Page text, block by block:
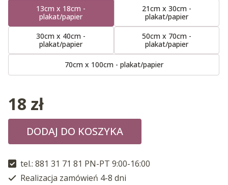
13cm x 18cm -
plakat/papier
21cm x 30cm -
plakat/papier
30cm x 40cm -
plakat/papier
50cm x 70cm -
plakat/papier
70cm x 100cm - plakat/papier
18 zł
DODAJ DO KOSZYKA
tel.: 881 31 71 81 PN-PT 9:00-16:00
Realizacja zamówień 4-8 dni